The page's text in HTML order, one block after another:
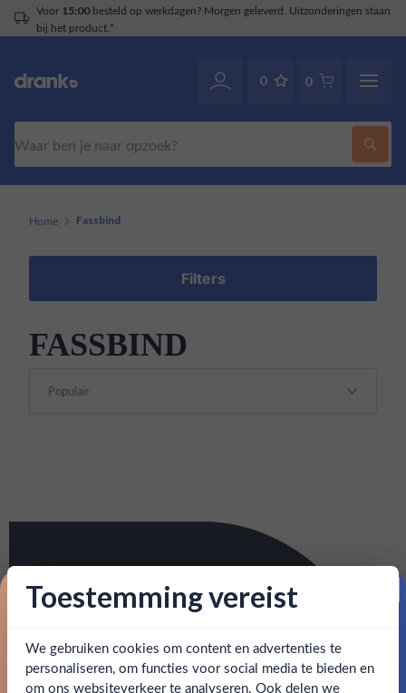
Voor 15:00besteld op werkdagen? Morgen geleverd. Uitzonderingen staan
bij het product.*
0 0
Home Fassbind
Filters
FASSBIND
Toestemming vereist
We gebruiken cookies om content en advertenties te
personaliseren, om functies voor social media te bieden en
om ons websiteverkeer te analyseren. Ook delen we
Proost op je eerste korting!
Schrijf je in en ontvang direct 5% korting op je eerste
bestelling.